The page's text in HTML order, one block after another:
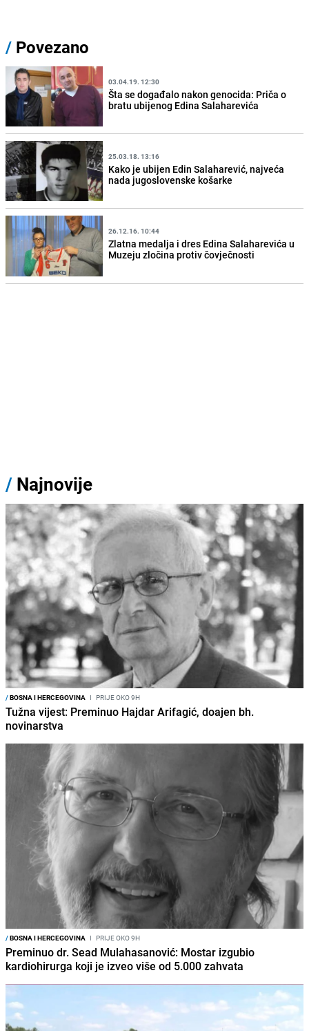
/ Povezano
03.04.19. 12:30
Šta se događalo nakon genocida: Priča o
bratu ubijenog Edina Salaharevića
25.03.18. 13:16
Kako je ubijen Edin Salaharević, najveća
nada jugoslovenske košarke
26.12.16. 10:44
Zlatna medalja i dres Edina Salaharevića u
Muzeju zločina protiv čovječnosti
/ Najnovije
/BOSNA I HERCEGOVINA I PRIJE OKO 9H
Tužna vijest: Preminuo Hajdar Arifagić, doajen bh.
novinarstva
/BOSNA I HERCEGOVINA I PRIJE OKO 9H
Preminuo dr. Sead Mulahasanović: Mostar izgubio
kardiohirurga koji je izveo više od 5.000 zahvata